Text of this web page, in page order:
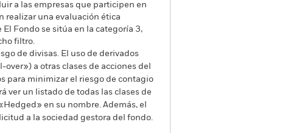
a las empresas que participen en
realizar una evaluación ética
Fondo se sitúa en la categoría 3,
filtro.
de divisas. El uso de derivados
a otras clases de acciones del
para minimizar el riesgo de contagio
ver un listado de todas las clases de
en su nombre. Además, el
a la sociedad gestora del fondo.